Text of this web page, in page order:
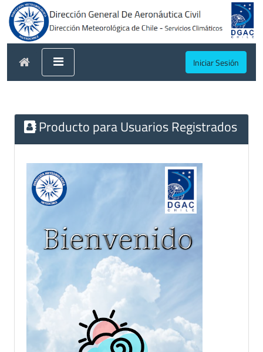
Iniciar Sesión
Producto para Usuarios Registrados